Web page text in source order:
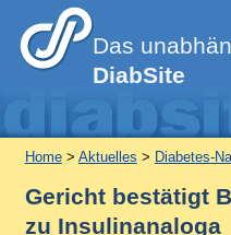
Das
DiabSite
Home> Aktuelles > Diabetes-
Gericht bestätigt
zu Insulinanaloga